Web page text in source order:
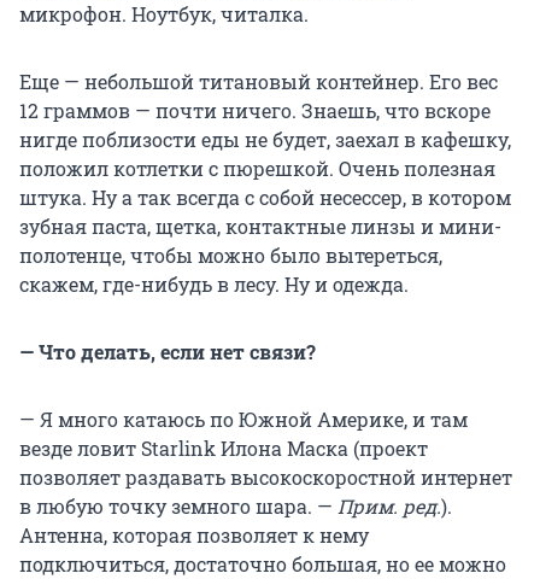
микрофон. Ноутбук, читалка.
Еще — небольшой титановый контейнер. Его вес
12 граммов — почти ничего. Знаешь, что вскоре
нигде поблизости еды не будет, заехал в кафешку,
положил котлетки с пюрешкой. Очень полезная
штука. Ну а так всегда с собой несессер, в котором
зубная паста, щетка, контактные линзы и мини-
полотенце, чтобы можно было вытереться,
скажем, где-нибудь в лесу. Ну и одежда.
— Что делать, если нет связи?
— Я много катаюсь по Южной Америке, и там
везде ловит Starlink Илона Маска (проект
позволяет раздавать высокоскоростной интернет
в любую точку земного шара. — Прим. ред.).
Антенна, которая позволяет к нему
подключиться, достаточно большая, но ее можно